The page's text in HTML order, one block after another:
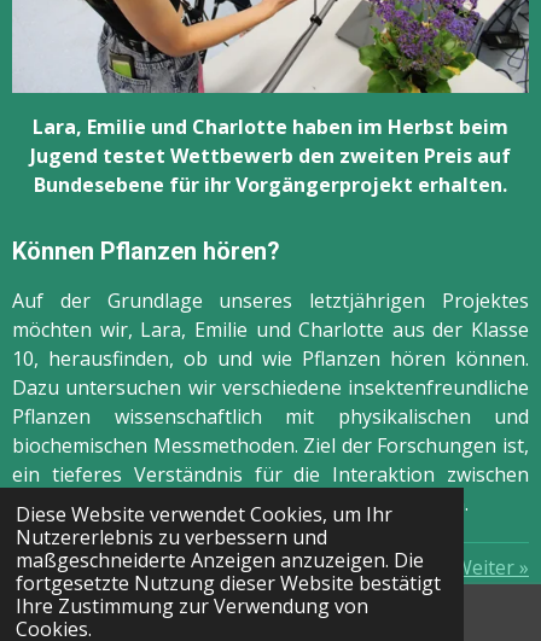
Diese Website verwendet Cookies, um Ihr
Nutzererlebnis zu verbessern und
maßgeschneiderte Anzeigen anzuzeigen. Die
fortgesetzte Nutzung dieser Website bestätigt
Ihre Zustimmung zur Verwendung von
Cookies.
Lara, Emilie und Charlotte haben im Herbst beim
Jugend testet Wettbewerb den zweiten Preis auf
Bundesebene für ihr Vorgängerprojekt erhalten.
Können Pflanzen hören?
Auf der Grundlage unseres letztjährigen Projektes
möchten wir, Lara, Emilie und Charlotte aus der Klasse
10, herausfinden, ob und wie Pflanzen hören können.
Dazu untersuchen wir verschiedene insektenfreundliche
Pflanzen wissenschaftlich mit physikalischen und
biochemischen Messmethoden. Ziel der Forschungen ist,
ein tieferes Verständnis für die Interaktion zwischen
Bestäubern und deren Futterpflanzen zu erhalten.
«Zurück Weiter»
© 2021 bne-am-ikg; Kontakt: Katharina Kaltenbach (Mail: